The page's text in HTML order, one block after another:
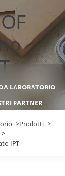
LABORATORIO
PARTNER
Prodotti
IPT